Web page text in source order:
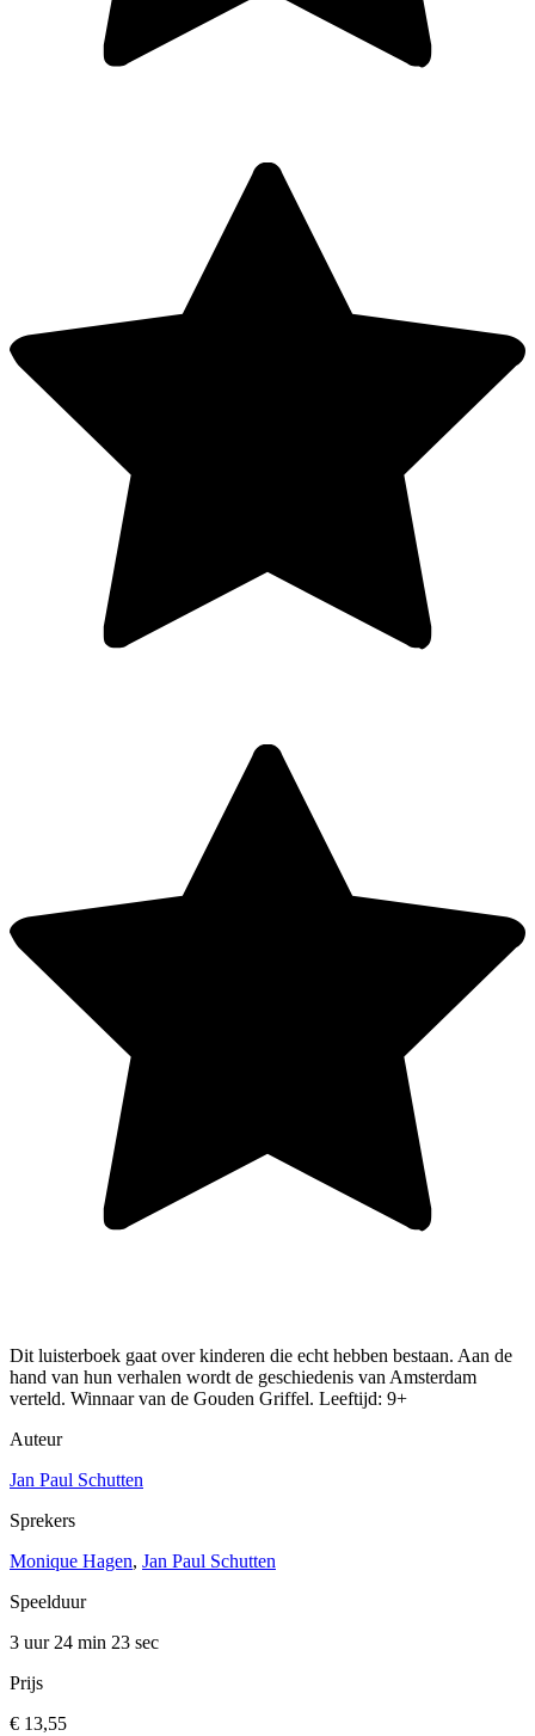
Dit luisterboek gaat over kinderen die echt hebben bestaan. Aan de
hand van hun verhalen wordt de geschiedenis van Amsterdam
verteld. Winnaar van de Gouden Griffel. Leeftijd: 9+
Auteur
Jan Paul Schutten
Sprekers
Monique Hagen, Jan Paul Schutten
Speelduur
3 uur 24 min 23 sec
Prijs
€ 13,55